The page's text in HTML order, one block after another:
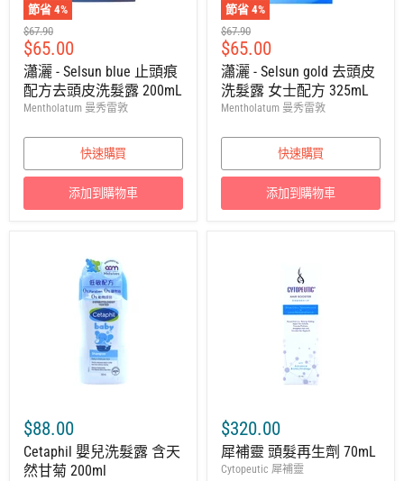
節省 4%
建
議
零
售
價
$67.90
售
價
$65.00
瀟灑 - Selsun blue 止頭痕
配方去頭皮洗髮露 200mL
Mentholatum 曼秀雷敦
快速購買
添加到購物車
節省 4%
建
議
零
售
價
$67.90
售
價
$65.00
瀟灑 - Selsun gold 去頭皮
洗髮露 女士配方 325mL
Mentholatum 曼秀雷敦
快速購買
添加到購物車
$88.00
Cetaphil 嬰兒洗髮露 含天
然甘菊 200ml
$320.00
犀補靈 頭髮再生劑 70mL
Cytopeutic 犀補靈